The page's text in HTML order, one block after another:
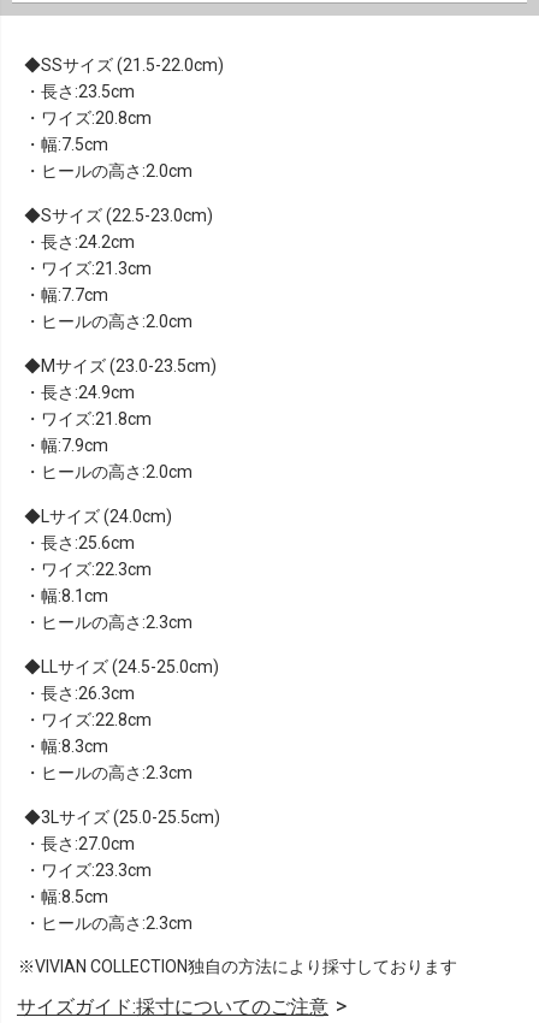
SSサイズ (21.5-22.0cm)
・長さ:23.5cm
・ワイズ:20.8cm
・幅:7.5cm
・ヒールの高さ:2.0cm
Sサイズ (22.5-23.0cm)
・長さ:24.2cm
・ワイズ:21.3cm
・幅:7.7cm
・ヒールの高さ:2.0cm
Mサイズ (23.0-23.5cm)
・長さ:24.9cm
・ワイズ:21.8cm
・幅:7.9cm
・ヒールの高さ:2.0cm
Lサイズ (24.0cm)
・長さ:25.6cm
・ワイズ:22.3cm
・幅:8.1cm
・ヒールの高さ:2.3cm
LLサイズ (24.5-25.0cm)
・長さ:26.3cm
・ワイズ:22.8cm
・幅:8.3cm
・ヒールの高さ:2.3cm
3Lサイズ (25.0-25.5cm)
・長さ:27.0cm
・ワイズ:23.3cm
・幅:8.5cm
・ヒールの高さ:2.3cm
※VIVIAN COLLECTION独自の方法により採寸しております
サイズガイド:採寸についてのご注意